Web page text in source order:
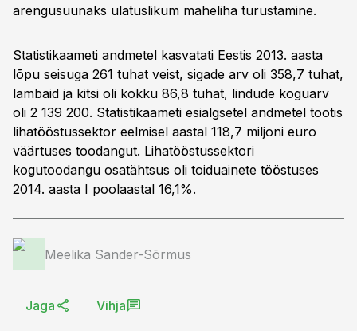
arengusuunaks ulatuslikum maheliha turustamine.
Statistikaameti andmetel kasvatati Eestis 2013. aasta
lõpu seisuga 261 tuhat veist, sigade arv oli 358,7 tuhat,
lambaid ja kitsi oli kokku 86,8 tuhat, lindude koguarv
oli 2 139 200. Statistikaameti esialgsetel andmetel tootis
lihatööstussektor eelmisel aastal 118,7 miljoni euro
väärtuses toodangut. Lihatööstussektori
kogutoodangu osatähtsus oli toiduainete tööstuses
2014. aasta I poolaastal 16,1%.
Meelika Sander-Sõrmus
Jaga Vihja